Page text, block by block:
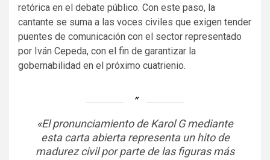
retórica en el debate público. Con este paso, la
cantante se suma a las voces civiles que exigen tender
puentes de comunicación con el sector representado
por Iván Cepeda, con el fin de garantizar la
gobernabilidad en el próximo cuatrienio.
«El pronunciamiento de Karol G mediante
esta carta abierta representa un hito de
madurez civil por parte de las figuras más